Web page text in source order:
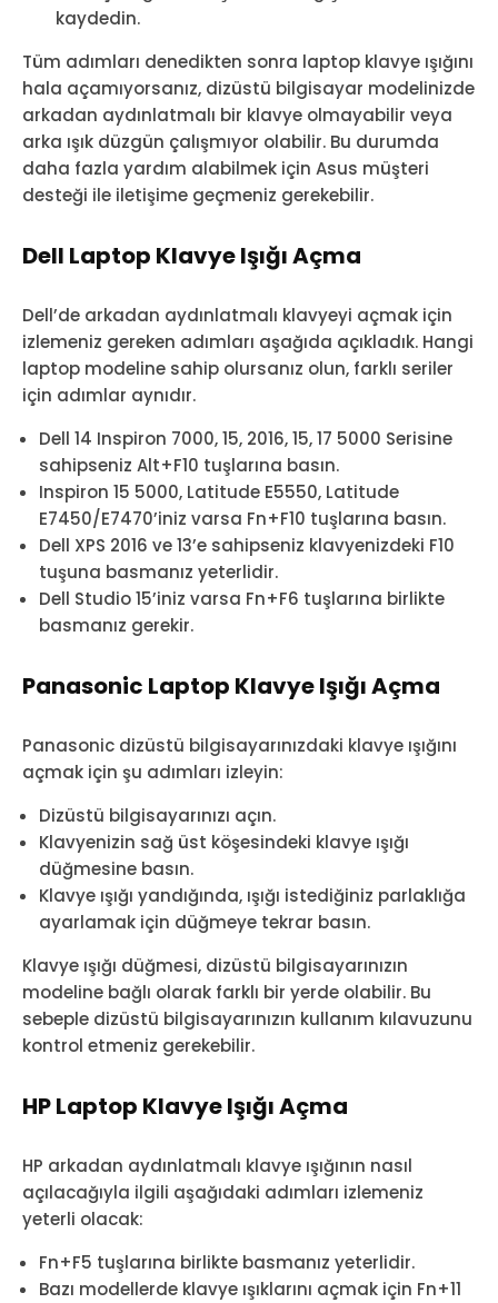
kaydedin.
Tüm adımları denedikten sonra laptop klavye ışığını
hala açamıyorsanız, dizüstü bilgisayar modelinizde
arkadan aydınlatmalı bir klavye olmayabilir veya
arka ışık düzgün çalışmıyor olabilir. Bu durumda
daha fazla yardım alabilmek için Asus müşteri
desteği ile iletişime geçmeniz gerekebilir.
Dell Laptop Klavye Işığı Açma
Dell’de arkadan aydınlatmalı klavyeyi açmak için
izlemeniz gereken adımları aşağıda açıkladık. Hangi
laptop modeline sahip olursanız olun, farklı seriler
için adımlar aynıdır.
Dell 14 Inspiron 7000, 15, 2016, 15, 17 5000 Serisine
sahipseniz Alt+F10 tuşlarına basın.
Inspiron 15 5000, Latitude E5550, Latitude
E7450/E7470’iniz varsa Fn+F10 tuşlarına basın.
Dell XPS 2016 ve 13’e sahipseniz klavyenizdeki F10
tuşuna basmanız yeterlidir.
Dell Studio 15’iniz varsa Fn+F6 tuşlarına birlikte
basmanız gerekir.
Panasonic Laptop Klavye Işığı Açma
Panasonic dizüstü bilgisayarınızdaki klavye ışığını
açmak için şu adımları izleyin:
Dizüstü bilgisayarınızı açın.
Klavyenizin sağ üst köşesindeki klavye ışığı
düğmesine basın.
Klavye ışığı yandığında, ışığı istediğiniz parlaklığa
ayarlamak için düğmeye tekrar basın.
Klavye ışığı düğmesi, dizüstü bilgisayarınızın
modeline bağlı olarak farklı bir yerde olabilir. Bu
sebeple dizüstü bilgisayarınızın kullanım kılavuzunu
kontrol etmeniz gerekebilir.
HP Laptop Klavye Işığı Açma
HP arkadan aydınlatmalı klavye ışığının nasıl
açılacağıyla ilgili aşağıdaki adımları izlemeniz
yeterli olacak:
Fn+F5 tuşlarına birlikte basmanız yeterlidir.
Bazı modellerde klavye ışıklarını açmak için Fn+11